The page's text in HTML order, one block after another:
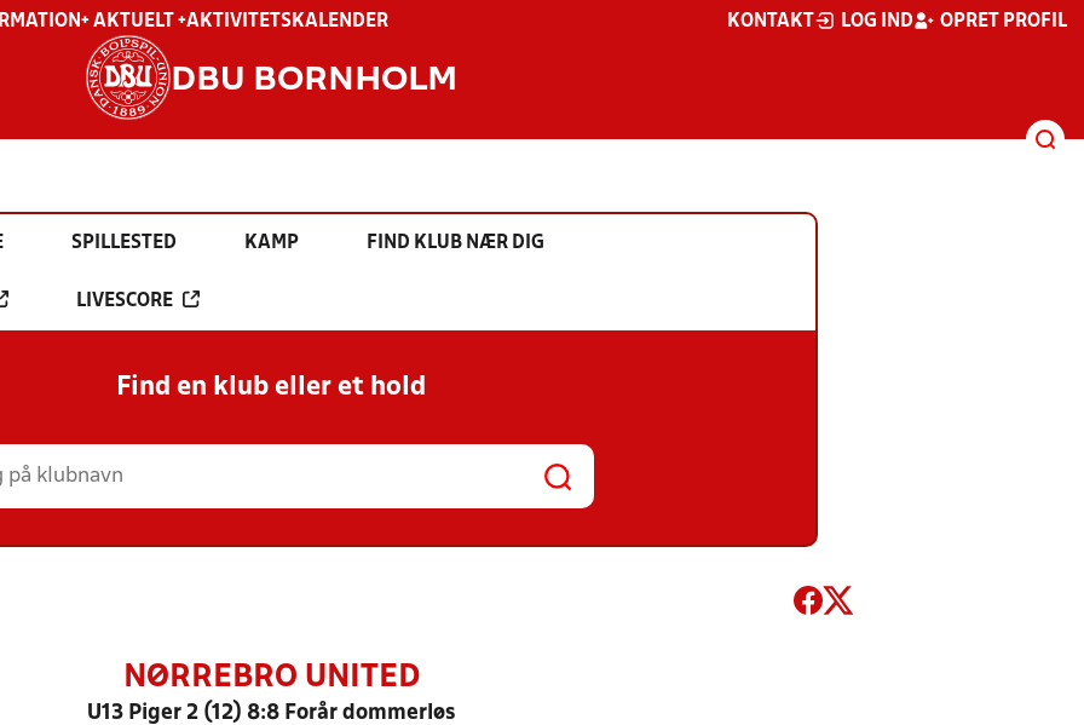
+ AKTUELT +AKTIVITETSKALENDER KONTAKT LOG IND OPRET PROFIL
DBU BORNHOLM
SPILLESTED KAMP FIND KLUB NÆR DIG
LIVESCORE
Find en klub eller et hold
NØRREBRO UNITED
U13 Piger 2 (12) 8:8 Forår dommerløs